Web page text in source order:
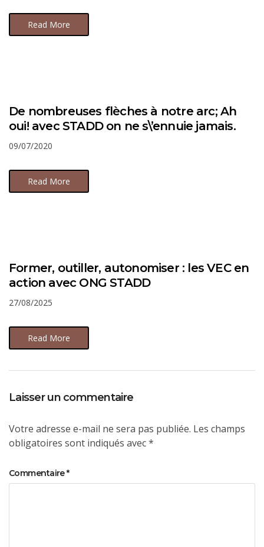
Read More
De nombreuses flèches à notre arc; Ah
oui! avec STADD on ne s\’ennuie jamais.
09/07/2020
Read More
Former, outiller, autonomiser : les VEC en
action avec ONG STADD
27/08/2025
Read More
Laisser un commentaire
Votre adresse e-mail ne sera pas publiée. Les champs
obligatoires sont indiqués avec*
Commentaire*